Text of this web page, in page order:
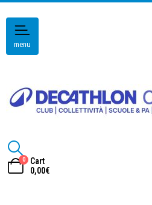
menu
0
Cart
0,00€